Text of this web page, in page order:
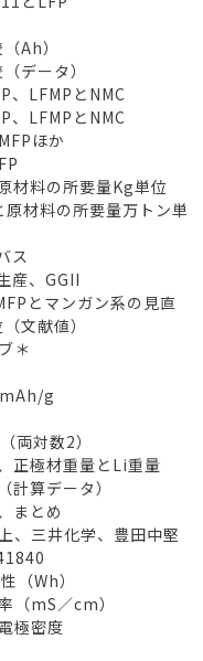
Ah）
データ）
LFMPとNMC
LFMPとNMC
ほか
料の所要量Kg単位
材料の所要量万トン単
ス
産、GGII
とマンガン系の見直
文献値）
＊
g
対数2）
極材重量とLi重量
算データ）
まとめ
三井化学、豊田中堅
（Wh）
mS／cm）
極密度